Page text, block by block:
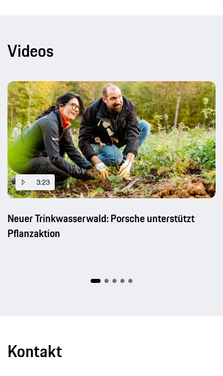
Videos
3:23
Neuer Trinkwasserwald: Porsche unterstützt
Pflanzaktion
Kontakt